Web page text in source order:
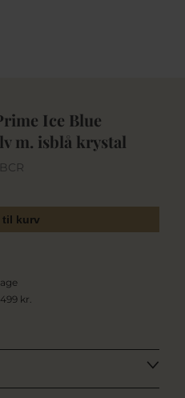
Ice Blue
m. isblå krystal
kurv
kr.